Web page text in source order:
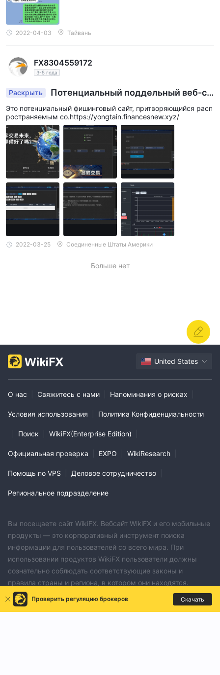
2022-04-03 Тайвань
FX8304559172
3-5 года
Раскрыть
Потенциальный поддельный веб-са
йт компании по распространению
Это потенциальный фишинговый сайт, притворяющийся расп
ространяемым co.https://yongtain.financesnew.xyz/
2022-03-25 Соединенные Штаты Америки
Больше нет
United States
О нас Свяжитесь с нами Напоминания о рисках
Условия использования Политика Конфиденциальности
Поиск WikiFX(Enterprise Edition)
Официальная проверка EXPO WikiResearch
Помощь по VPS Деловое сотрудничество
Региональное подразделение
Вы посещаете сайт WikiFX. Вебсайт WikiFX и его мобильные
продукты — это корпоративный инструмент поиска
информации для пользователей со всего мира. При
использовании продуктов WikiFX пользователи должны
сознательно соблюдать соответствующие законы и
правила страны и региона, в котором они находятся.
Официальный Email：support@wikifx.com；
Telegram：77075512308
Проверить регуляцию брокеров Скачать